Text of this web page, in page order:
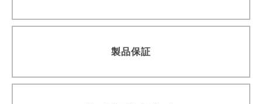
製品保証